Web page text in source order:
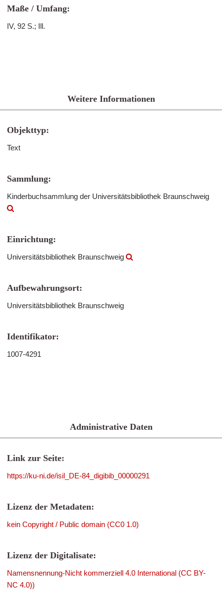
Maße / Umfang:
IV, 92 S.; Ill.
Weitere Informationen
Objekttyp:
Text
Sammlung:
Kinderbuchsammlung der Universitätsbibliothek Braunschweig
Einrichtung:
Universitätsbibliothek Braunschweig
Aufbewahrungsort:
Universitätsbibliothek Braunschweig
Identifikator:
1007-4291
Administrative Daten
Link zur Seite:
https://ku-ni.de/isil_DE-84_digibib_00000291
Lizenz der Metadaten:
kein Copyright / Public domain (CC0 1.0)
Lizenz der Digitalisate:
Namensnennung-Nicht kommerziell 4.0 International (CC BY-
NC 4.0))